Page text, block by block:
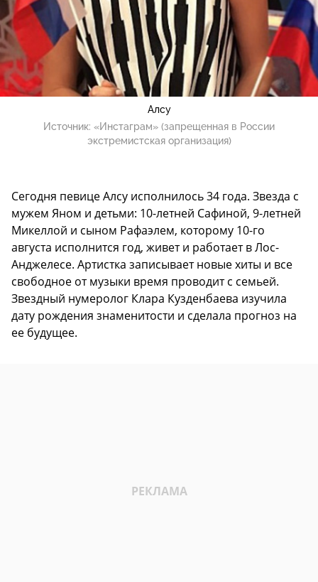
Алсу
Источник: «Инстаграм» (запрещенная в России
экстремистская организация)
Сегодня певице Алсу исполнилось 34 года. Звезда с
мужем Яном и детьми: 10-летней Сафиной, 9-летней
Микеллой и сыном Рафаэлем, которому 10-го
августа исполнится год, живет и работает в Лос-
Анджелесе. Артистка записывает новые хиты и все
свободное от музыки время проводит с семьей.
Звездный нумеролог Клара Кузденбаева изучила
дату рождения знаменитости и сделала прогноз на
ее будущее.